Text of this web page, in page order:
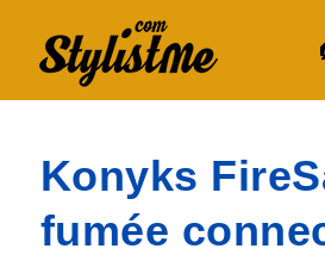
Konyks
fumée